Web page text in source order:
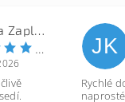
Jiřina Zapletalová
JK
Rychlé